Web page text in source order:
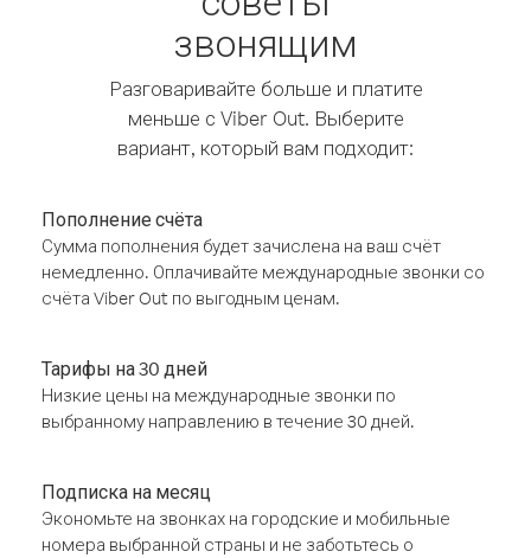
звонящим
Разговаривайте больше и платите
меньше с Viber Out. Выберите
вариант, который вам подходит:
Пополнение счёта
Сумма пополнения будет зачислена на ваш счёт
немедленно. Оплачивайте международные звонки со
счёта Viber Out по выгодным ценам.
Тарифы на 30 дней
Низкие цены на международные звонки по
выбранному направлению в течение 30 дней.
Подписка на месяц
Экономьте на звонках на городские и мобильные
номера выбранной страны и не заботьтесь о